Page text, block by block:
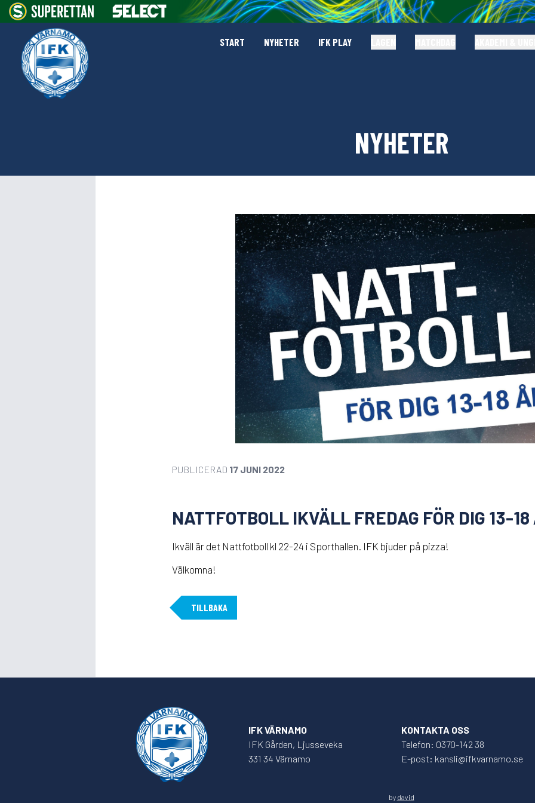
START NYHETER IFK PLAY
NYHETER
PUBLICERAD 17 JUNI 2022
NATTFOTBOLL IKVÄLL FREDAG FÖR DIG 13-18
Ikväll är det Nattfotboll kl 22-24 i Sporthallen. IFK bjuder på pizza!
Välkomna!
TILLBAKA
IFK VÄRNAMO
IFK Gården, Ljusseveka
331 34 Värnamo
KONTAKTA OSS
Telefon: 0370-142 38
E-post: kansli@ifkvarnamo.se
by david